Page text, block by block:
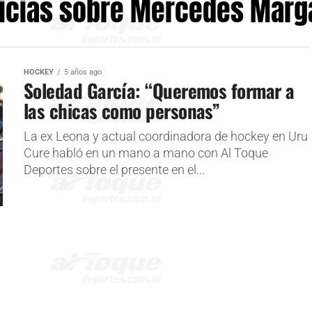
sobre Mercedes
HOCKEY 5 años ago
Soledad García: “Queremos formar a
las chicas como personas”
La ex Leona y actual coordinadora de hockey en Uru
Cure habló en un mano a mano con Al Toque
Deportes sobre el presente en el...